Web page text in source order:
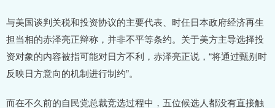
与美国谈判关税和投资协议的主要代表、时任日本政府经济再生
担当相的赤泽亮正辩称，并非不平等条约。关于美方主导选择投
资对象的内容被指可能对日方不利，赤泽亮正说，“将通过甄别时
反映日方意向的机制进行制约”。
而在不久前的自民党总裁竞选过程中，五位候选人都没有直接触